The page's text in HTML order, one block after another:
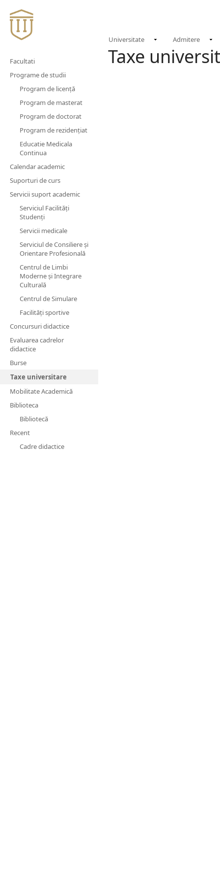
Universitate Admitere
Taxe
Facultati
Programe de studii
Program de licență
Program de masterat
Program de doctorat
Program de rezidențiat
Educatie Medicala
Continua
Calendar academic
Suporturi de curs
Servicii suport academic
Serviciul Facilităţi
Studenţi
Servicii medicale
Serviciul de Consiliere și
Orientare Profesională
Centrul de Limbi
Moderne și Integrare
Culturală
Centrul de Simulare
Facilităţi sportive
Concursuri didactice
Evaluarea cadrelor
didactice
Burse
Taxe universitare
Mobilitate Academică
Biblioteca
Bibliotecă
Recent
Cadre didactice